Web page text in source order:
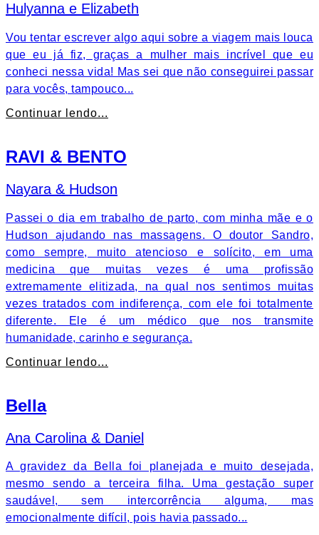
Hulyanna e Elizabeth
Vou tentar escrever algo aqui sobre a viagem mais louca
que eu já fiz, graças a mulher mais incrível que eu
conheci nessa vida! Mas sei que não conseguirei passar
para vocês, tampouco...
Continuar lendo...
RAVI & BENTO
Nayara & Hudson
Passei o dia em trabalho de parto, com minha mãe e o
Hudson ajudando nas massagens. O doutor Sandro,
como sempre, muito atencioso e solícito, em uma
medicina que muitas vezes é uma profissão
extremamente elitizada, na qual nos sentimos muitas
vezes tratados com indiferença, com ele foi totalmente
diferente. Ele é um médico que nos transmite
humanidade, carinho e segurança.
Continuar lendo...
Bella
Ana Carolina & Daniel
A gravidez da Bella foi planejada e muito desejada,
mesmo sendo a terceira filha. Uma gestação super
saudável, sem intercorrência alguma, mas
emocionalmente difícil, pois havia passado...